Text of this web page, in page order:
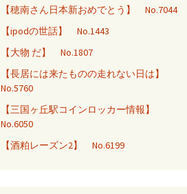
【穂南さん日本新おめでとう】 No.7044
【ipodの世話】 No.1443
【大物 だ】 No.1807
【長居には来たものの走れない日は】
No.5760
【三国ヶ丘駅コインロッカー情報】
No.6050
【酒粕レーズン2】 No.6199